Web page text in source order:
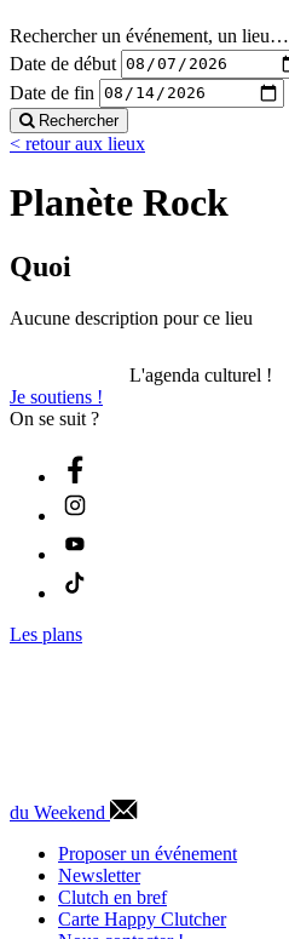
Rechercher un événement, un lieu…
Date de début
Date de fin
Rechercher
< retour aux lieux
Planète Rock
Quoi
Aucune description pour ce lieu
L'agenda culturel !
Je soutiens !
On se suit ?
Les plans
du Weekend
Proposer un événement
Newsletter
Clutch en bref
Carte Happy Clutcher